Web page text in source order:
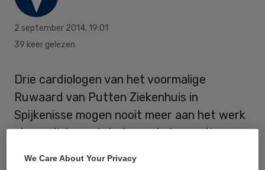
2 september 2014, 19:01
39 keer gelezen
Drie cardiologen van het voormalige
Ruwaard van Putten Ziekenhuis in
Spijkenisse mogen nooit meer aan het werk
als cardioloog als het aan de Inspectie voor
We Care About Your Privacy